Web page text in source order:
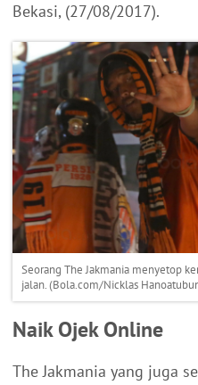
Bekasi, (27/08/2017).
Seorang The Jakmania menyetop
jalan. (Bola.com/Nicklas
Naik Ojek Online
The Jakmania yang juga